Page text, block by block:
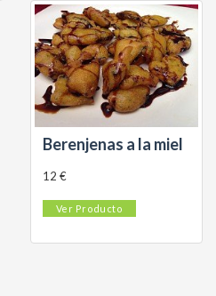
Berenjenas a la miel
12 €
Ver Producto